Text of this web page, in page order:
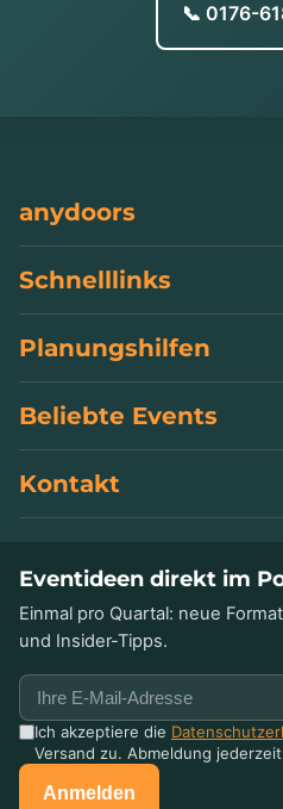
📞 0176-
anydoors
Schnelllinks
Planungshilfen
Beliebte Events
Kontakt
Eventideen direkt im
Einmal pro Quartal: neue
und Insider-Tipps.
Ich akzeptiere die
Versand zu. Abmeldung
Anmelden